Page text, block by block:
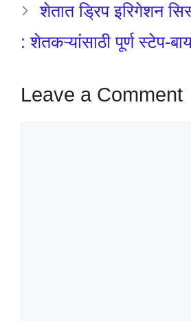
शेतात ड्रिप इरिगेशन
: शेतकऱ्यांसाठी पूर्ण स्टेप-
Leave a Comment